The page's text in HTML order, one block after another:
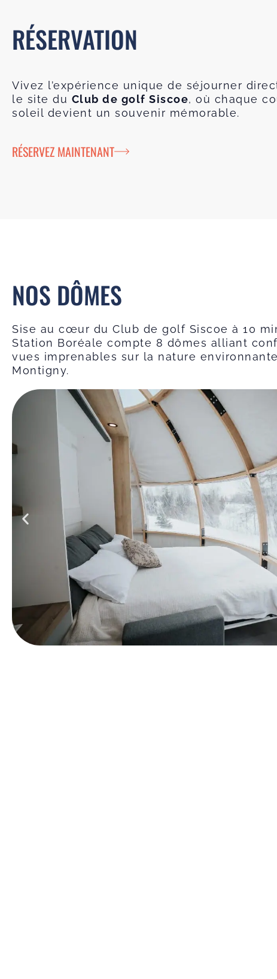
RÉSERVATION
Vivez l’expérience unique de séjourner
le site du Club de golf Siscoe, où chaque
soleil devient un souvenir mémorable.
RÉSERVEZ MAINTENANT
NOS DÔMES
Sise au cœur du Club de golf Siscoe à 10
Station Boréale compte 8 dômes alliant
vues imprenables sur la nature
Montigny.